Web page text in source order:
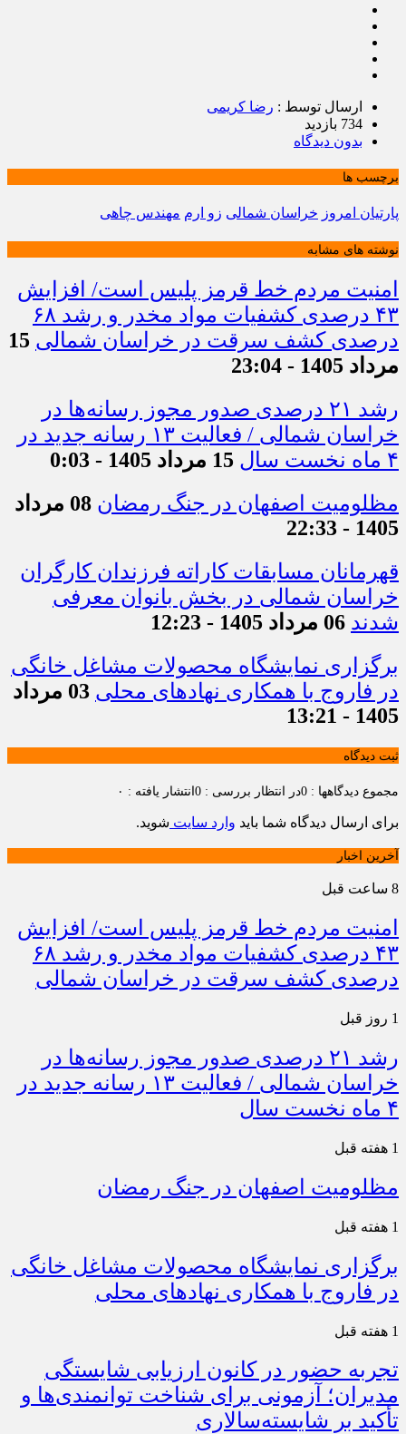
ارسال توسط : رضا کریمی
734 بازدید
بدون دیدگاه
برچسب ها
پارتیان امروز خراسان شمالی زو ارم مهندس چاهی
نوشته های مشابه
امنیت مردم خط قرمز پلیس است/ افزایش
۴۳ درصدی کشفیات مواد مخدر و رشد ۶۸
درصدی کشف سرقت در خراسان شمالی 15
مرداد 1405 - 23:04
رشد ۲۱ درصدی صدور مجوز رسانه‌ها در
خراسان شمالی / فعالیت ۱۳ رسانه جدید در
۴ ماه نخست سال
15 مرداد 1405 - 0:03
مظلومیت اصفهان در جنگ رمضان
08 مرداد
1405 - 22:33
قهرمانان مسابقات کاراته فرزندان کارگران
خراسان شمالی در بخش بانوان معرفی
شدند 06 مرداد 1405 - 12:23
برگزاری نمایشگاه محصولات مشاغل خانگی
در فاروج با همکاری نهادهای محلی
03 مرداد
1405 - 13:21
ثبت دیدگاه
مجموع دیدگاهها : 0 در انتظار بررسی : 0 انتشار یافته : ۰
برای ارسال دیدگاه شما باید وارد سایت شوید.
آخرین اخبار
8 ساعت قبل
امنیت مردم خط قرمز پلیس است/ افزایش
۴۳ درصدی کشفیات مواد مخدر و رشد ۶۸
درصدی کشف سرقت در خراسان شمالی
1 روز قبل
رشد ۲۱ درصدی صدور مجوز رسانه‌ها در
خراسان شمالی / فعالیت ۱۳ رسانه جدید در
۴ ماه نخست سال
1 هفته قبل
مظلومیت اصفهان در جنگ رمضان
1 هفته قبل
برگزاری نمایشگاه محصولات مشاغل خانگی
در فاروج با همکاری نهادهای محلی
1 هفته قبل
تجربه حضور در کانون ارزیابی شایستگی
مدیران؛ آزمونی برای شناخت توانمندی‌ها و
تأکید بر شایسته‌سالاری